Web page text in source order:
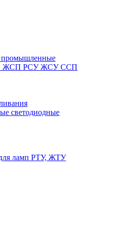
промышленные
ЖСП РСУ ЖСУ ССП
светодиодные
ламп РТУ, ЖТУ